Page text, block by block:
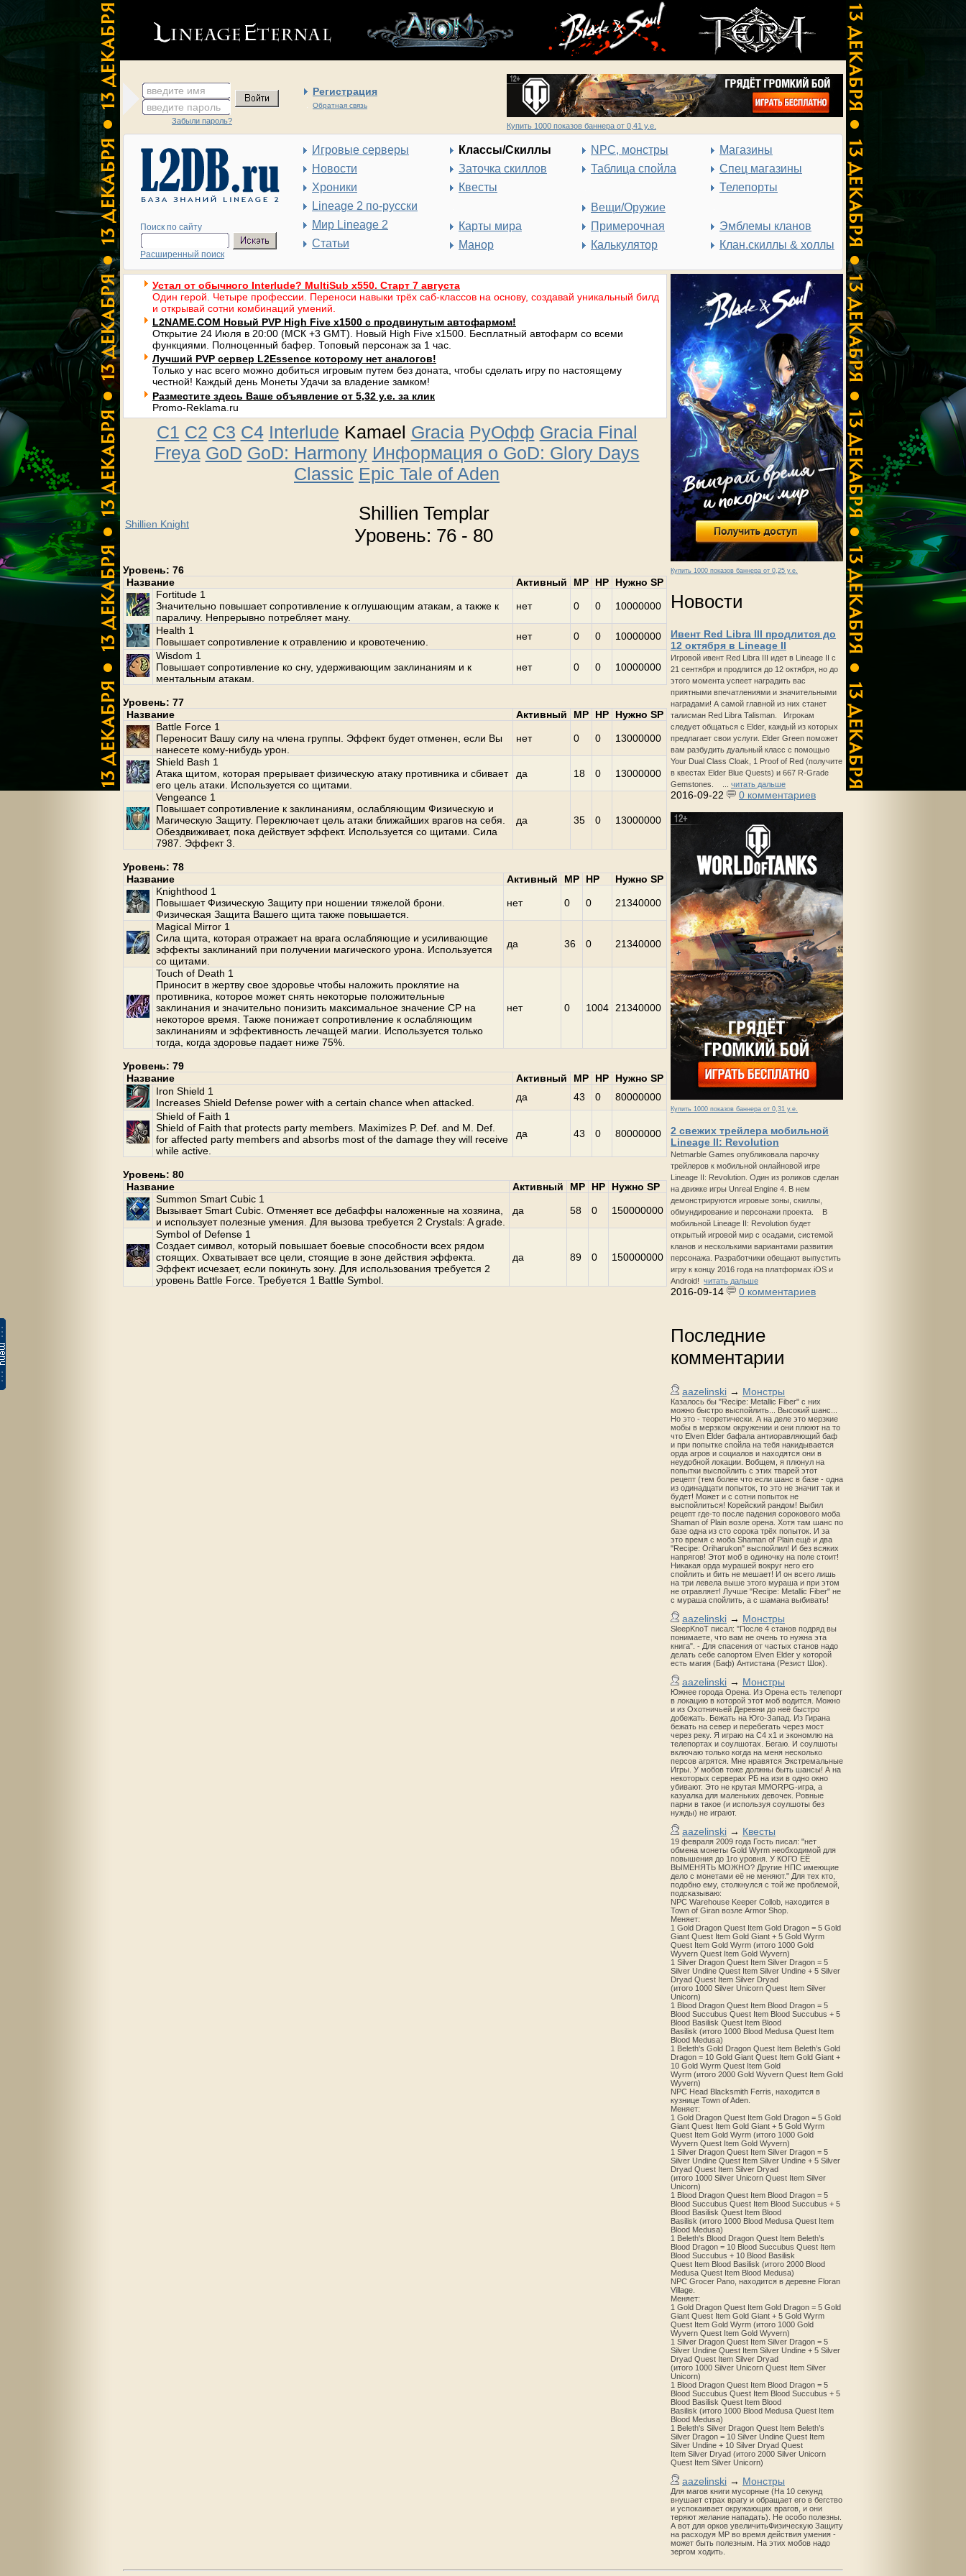
введите имя Регистрация
Обратная связь
введите пароль
Забыли пароль?
Купить 1000 показов баннера от 0,41 у.е.
Поиск по сайту
Расширенный поиск
Игровые серверы
Новости
Хроники
Lineage 2 по-русски
Мир Lineage 2
Статьи
Классы/Скиллы
Заточка скиллов
Квесты
Карты мира
Манор
NPC, монстры
Таблица спойла
Вещи/Оружие
Примерочная
Калькулятор
Магазины
Спец магазины
Телепорты
Эмблемы кланов
Клан.скиллы & холлы
Купить 1000 показов баннера от 0,25 у.е.
Новости
Ивент Red Libra III продлится до
12 октября в Lineage II
Игровой ивент Red Libra III идет в Lineage II с
21 сентября и продлится до 12 октября, но до
этого момента успеет наградить вас
приятными впечатлениями и значительными
наградами! А самой главной из них станет
талисман Red Libra Talisman. Игрокам
следует общаться с Elder, каждый из которых
предлагает свои услуги. Elder Green поможет
вам разбудить дуальный класс с помощью
Your Dual Class Cloak, 1 Proof of Red (получите
в квестах Elder Blue Quests) и 667 R-Grade
Gemstones. ... читать дальше
2016-09-22 0 комментариев
Купить 1000 показов баннера от 0,31 у.е.
2 свежих трейлера мобильной
Lineage II: Revolution
Netmarble Games опубликовала парочку
трейлеров к мобильной онлайновой игре
Lineage II: Revolution. Один из роликов сделан
на движке игры Unreal Engine 4. В нем
демонстрируются игровые зоны, скиллы,
обмундирование и персонажи проекта. В
мобильной Lineage II: Revolution будет
открытый игровой мир с осадами, системой
кланов и несколькими вариантами развития
персонажа. Разработчики обещают выпустить
игру к концу 2016 года на платформах iOS и
Android! читать дальше
2016-09-14 0 комментариев
Последние
комментарии
aazelinski → Монстры
Казалось бы "Recipe: Metallic Fiber" с них
можно быстро выспойлить... Высокий шанс...
Но это - теоретически. А на деле это мерзкие
мобы в мерзком окружении и они плюют на то
что Elven Elder бафала антиоравляющий баф
и при попытке спойла на тебя накидывается
орда агров и социалов и находятся они в
неудобной локации. Вобщем, я плюнул на
попытки выспойлить с этих тварей этот
рецепт (тем более что если шанс в базе - одна
из одинадцати попыток, то это не значит так и
будет! Может и с сотни попыток не
выспойлиться! Корейский рандом! Выбил
рецепт где-то после падения сорокового моба
Shaman of Plain возле орена. Хотя там шанс по
базе одна из сто сорока трёх попыток. И за
это время с моба Shaman of Plain ещё и два
"Recipe: Oriharukon" выспойлил! И без всяких
напрягов! Этот моб в одиночку на поле стоит!
Никакая орда мурашей вокруг него его
спойлить и бить не мешает! И он всего лишь
на три левела выше этого мураша и при этом
не отравляет! Лучше "Recipe: Metallic Fiber" не
с мураша спойлить, а с шамана выбивать!
aazelinski → Монстры
SleepKnoT писал: "После 4 станов подряд вы
понимаете, что вам не очень то нужна эта
книга". - Для спасения от частых станов надо
делать себе сапортом Elven Elder у которой
есть магия (Баф) Антистана (Резист Шок).
aazelinski → Монстры
Южнее города Орена. Из Орена есть телепорт
в локацию в которой этот моб водится. Можно
и из Охотничьей Деревни до неё быстро
добежать. Бежать на Юго-Запад. Из Гирана
бежать на север и перебегать через мост
через реку. Я играю на С4 х1 и экономлю на
телепортах и соулшотах. Бегаю. И соулшоты
включаю только когда на меня несколько
персов агрятся. Мне нравятся Экстремальные
Игры. У мобов тоже должны быть шансы! А на
некоторых серверах РБ на изи в одно окно
убивают. Это не крутая MMORPG-игра, а
казуалка для маленьких девочек. Ровные
парни в такое (и используя соулшоты без
нужды) не играют.
aazelinski → Квесты
19 февраля 2009 года Гость писал: "нет
обмена монеты Gold Wyrm необходимой для
повышения до 1го уровня. У КОГО ЕЁ
ВЫМЕНЯТЬ МОЖНО? Другие НПС имеющие
дело с монетами её не меняют." Для тех кто,
подобно ему, столкнулся с той же проблемой,
подсказываю:
NPC Warehouse Keeper Collob, находится в
Town of Giran возле Armor Shop.
Меняет:
1 Gold Dragon Quest Item Gold Dragon = 5 Gold
Giant Quest Item Gold Giant + 5 Gold Wyrm
Quest Item Gold Wyrm (итого 1000 Gold
Wyvern Quest Item Gold Wyvern)
1 Silver Dragon Quest Item Silver Dragon = 5
Silver Undine Quest Item Silver Undine + 5 Silver
Dryad Quest Item Silver Dryad
(итого 1000 Silver Unicorn Quest Item Silver
Unicorn)
1 Blood Dragon Quest Item Blood Dragon = 5
Blood Succubus Quest Item Blood Succubus + 5
Blood Basilisk Quest Item Blood
Basilisk (итого 1000 Blood Medusa Quest Item
Blood Medusa)
1 Beleth's Gold Dragon Quest Item Beleth’s Gold
Dragon = 10 Gold Giant Quest Item Gold Giant +
10 Gold Wyrm Quest Item Gold
Wyrm (итого 2000 Gold Wyvern Quest Item Gold
Wyvern)
NPC Head Blacksmith Ferris, находится в
кузнице Town of Aden.
Меняет:
1 Gold Dragon Quest Item Gold Dragon = 5 Gold
Giant Quest Item Gold Giant + 5 Gold Wyrm
Quest Item Gold Wyrm (итого 1000 Gold
Wyvern Quest Item Gold Wyvern)
1 Silver Dragon Quest Item Silver Dragon = 5
Silver Undine Quest Item Silver Undine + 5 Silver
Dryad Quest Item Silver Dryad
(итого 1000 Silver Unicorn Quest Item Silver
Unicorn)
1 Blood Dragon Quest Item Blood Dragon = 5
Blood Succubus Quest Item Blood Succubus + 5
Blood Basilisk Quest Item Blood
Basilisk (итого 1000 Blood Medusa Quest Item
Blood Medusa)
1 Beleth's Blood Dragon Quest Item Beleth’s
Blood Dragon = 10 Blood Succubus Quest Item
Blood Succubus + 10 Blood Basilisk
Quest Item Blood Basilisk (итого 2000 Blood
Medusa Quest Item Blood Medusa)
NPC Grocer Pano, находится в деревне Floran
Village.
Меняет:
1 Gold Dragon Quest Item Gold Dragon = 5 Gold
Giant Quest Item Gold Giant + 5 Gold Wyrm
Quest Item Gold Wyrm (итого 1000 Gold
Wyvern Quest Item Gold Wyvern)
1 Silver Dragon Quest Item Silver Dragon = 5
Silver Undine Quest Item Silver Undine + 5 Silver
Dryad Quest Item Silver Dryad
(итого 1000 Silver Unicorn Quest Item Silver
Unicorn)
1 Blood Dragon Quest Item Blood Dragon = 5
Blood Succubus Quest Item Blood Succubus + 5
Blood Basilisk Quest Item Blood
Basilisk (итого 1000 Blood Medusa Quest Item
Blood Medusa)
1 Beleth's Silver Dragon Quest Item Beleth’s
Silver Dragon = 10 Silver Undine Quest Item
Silver Undine + 10 Silver Dryad Quest
Item Silver Dryad (итого 2000 Silver Unicorn
Quest Item Silver Unicorn)
aazelinski → Монстры
Для магов книги мусорные (На 10 секунд
внушает страх врагу и обращает его в бегство
и успокаивает окружающих врагов, и они
теряют желание нападать). Не особо полезны.
А вот для орков увеличитьФизическую Защиту
на расходуя MP во время действия умения -
может быть полезным. На этих мобов надо
зергом ходить.
Устал от обычного Interlude? MultiSub x550. Старт 7 августа
Один герой. Четыре профессии. Переноси навыки трёх саб-классов на основу, создавай уникальный билд
и открывай сотни комбинаций умений.
L2NAME.COM Новый PVP High Five x1500 с продвинутым автофармом!
Открытие 24 Июля в 20:00 (МСК +3 GMT). Новый High Five x1500. Бесплатный автофарм со всеми
функциями. Полноценный бафер. Топовый персонаж за 1 час.
Лучший PVP сервер L2Essence которому нет аналогов!
Только у нас всего можно добиться игровым путем без доната, чтобы сделать игру по настоящему
честной! Каждый день Монеты Удачи за владение замком!
Разместите здесь Ваше объявление от 5,32 у.е. за клик
Promo-Reklama.ru
C1 C2 C3 C4 Interlude Kamael Gracia РуОфф Gracia Final
Freya GoD GoD: Harmony Информация о GoD: Glory Days
Classic Epic Tale of Aden
Shillien Knight
Shillien Templar
Уровень: 76 - 80
Уровень: 76
Название
Активный MP HP
Нужно SP
Fortitude 1
Значительно повышает сопротивление к оглушающим атакам, а также к
параличу. Непрерывно потребляет ману.
нет 0 0 10000000
Health 1
Повышает сопротивление к отравлению и кровотечению.
нет 0 0
10000000
Wisdom 1
Повышает сопротивление ко сну, удерживающим заклинаниям и к
ментальным атакам.
нет 0 0 10000000
Уровень: 77
Название
Активный MP HP
Нужно SP
Battle Force 1
Переносит Вашу силу на члена группы. Эффект будет отменен, если Вы
нанесете кому-нибудь урон.
нет 0 0 13000000
Shield Bash 1
Атака щитом, которая прерывает физическую атаку противника и сбивает
его цель атаки. Используется со щитами.
да 18 0 13000000
Vengeance 1
Повышает сопротивление к заклинаниям, ослабляющим Физическую и
Магическую Защиту. Переключает цель атаки ближайших врагов на себя.
Обездвиживает, пока действует эффект. Используется со щитами. Сила
7987. Эффект 3.
да 35 0 13000000
Уровень: 78
Название
Активный MP HP
Нужно SP
Knighthood 1
Повышает Физическую Защиту при ношении тяжелой брони.
Физическая Защита Вашего щита также повышается.
нет 0 0 21340000
Magical Mirror 1
Сила щита, которая отражает на врага ослабляющие и усиливающие
эффекты заклинаний при получении магического урона. Используется
со щитами.
да 36 0 21340000
Touch of Death 1
Приносит в жертву свое здоровье чтобы наложить проклятие на
противника, которое может снять некоторые положительные
заклинания и значительно понизить максимальное значение CP на
некоторое время. Также понижает сопротивление к ослабляющим
заклинаниям и эффективность лечащей магии. Используется только
тогда, когда здоровье падает ниже 75%.
нет 0 1004 21340000
Уровень: 79
Название
Активный MP HP
Нужно SP
Iron Shield 1
Increases Shield Defense power with a certain chance when attacked.
да 43 0
80000000
Shield of Faith 1
Shield of Faith that protects party members. Maximizes P. Def. and M. Def.
for affected party members and absorbs most of the damage they will receive
while active.
да 43 0 80000000
Уровень: 80
Название
Активный MP HP
Нужно SP
Summon Smart Cubic 1
Вызывает Smart Cubic. Отменяет все дебаффы наложенные на хозяина,
и использует полезные умения. Для вызова требуется 2 Crystals: A grade.
да 58 0 150000000
Symbol of Defense 1
Создает символ, который повышает боевые способности всех рядом
стоящих. Охватывает все цели, стоящие в зоне действия эффекта.
Эффект исчезает, если покинуть зону. Для использования требуется 2
уровень Battle Force. Требуется 1 Battle Symbol.
да 89 0 150000000